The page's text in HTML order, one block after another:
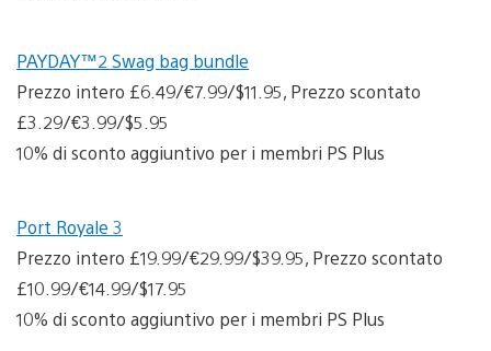
PAYDAY™2 Swag bag bundle
Prezzo intero £6.49/€7.99/$11.95, Prezzo scontato
£3.29/€3.99/$5.95
10% di sconto aggiuntivo per i membri PS Plus
Port Royale 3
Prezzo intero £19.99/€29.99/$39.95, Prezzo scontato
£10.99/€14.99/$17.95
10% di sconto aggiuntivo per i membri PS Plus